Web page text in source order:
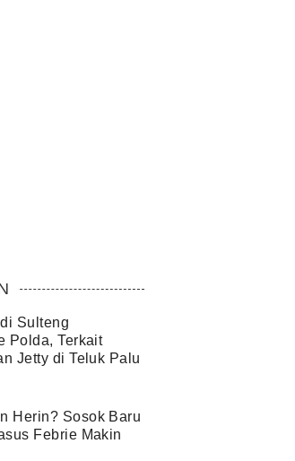
Sulteng
Polda, Terkait
Jetty di Teluk Palu
Herin? Sosok Baru
Febrie Makin